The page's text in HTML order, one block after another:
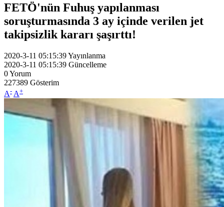
FETÖ'nün Fuhuş yapılanması
soruşturmasında 3 ay içinde verilen jet
takipsizlik kararı şaşırttı!
2020-3-11 05:15:39Yayınlanma
2020-3-11 05:15:39 Güncelleme
0Yorum
227389 Gösterim
A- A+